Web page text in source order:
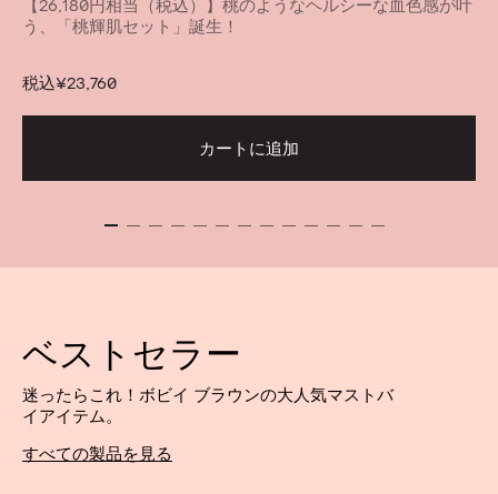
う、「桃輝肌セット」誕生！
税込¥23,760
カートに追加
ベストセラー
迷ったらこれ！ボビイ ブラウンの大人気マストバ
イアイテム。
すべての製品を見る